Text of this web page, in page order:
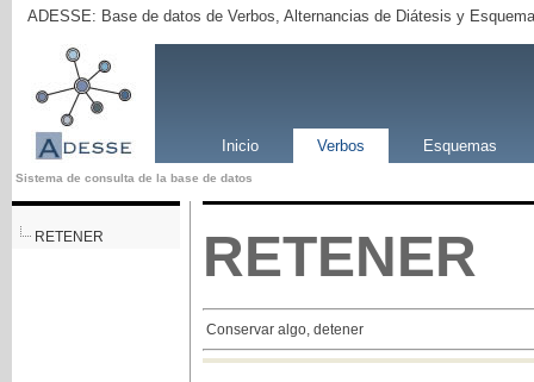
ADESSE: Base de datos de Verbos, Alternancias de Diátesis y
Inicio Verbos Esquemas
Sistema de consulta de la base de datos
RETENER RETENER
Conservar algo, detener